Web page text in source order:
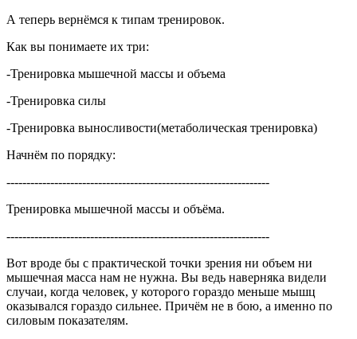
А теперь вернёмся к типам тренировок.
Как вы понимаете их три:
-Тренировка мышечной массы и объема
-Тренировка силы
-Тренировка выносливости(метаболическая тренировка)
Начнём по порядку:
------------------------------------------------------------------
Тренировка мышечной массы и объёма.
------------------------------------------------------------------
Вот вроде бы с практической точки зрения ни объем ни
мышечная масса нам не нужна. Вы ведь наверняка видели
случаи, когда человек, у которого гораздо меньше мышц
оказывался гораздо сильнее. Причём не в бою, а именно по
силовым показателям.